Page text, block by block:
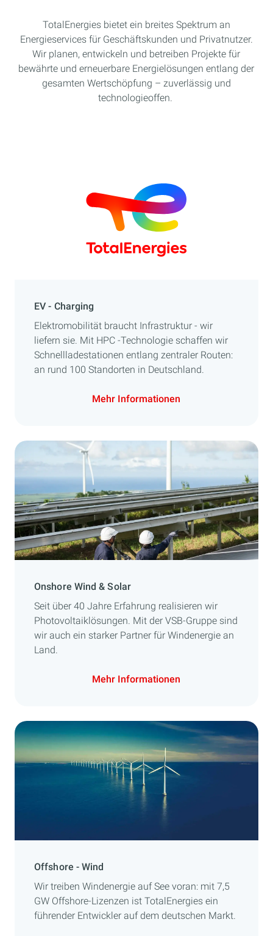
TotalEnergies bietet ein breites Spektrum an
Energieservices für Geschäftskunden und Privatnutzer.
Wir planen, entwickeln und betreiben Projekte für
bewährte und erneuerbare Energielösungen entlang der
gesamten Wertschöpfung – zuverlässig und
technologieoffen.
EV - Charging
Elektromobilität braucht Infrastruktur - wir
liefern sie. Mit HPC -Technologie schaffen wir
Schnellladestationen entlang zentraler Routen:
an rund 100 Standorten in Deutschland.
Mehr Informationen
Onshore Wind & Solar
Seit über 40 Jahre Erfahrung realisieren wir
Photovoltaiklösungen. Mit der VSB-Gruppe sind
wir auch ein starker Partner für Windenergie an
Land.
Mehr Informationen
Offshore - Wind
Wir treiben Windenergie auf See voran: mit 7,5
GW Offshore-Lizenzen ist TotalEnergies ein
führender Entwickler auf dem deutschen Markt.